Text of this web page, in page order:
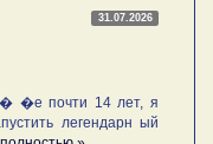
31.07.2026
�е почти 14 лет, я
легендарн ый